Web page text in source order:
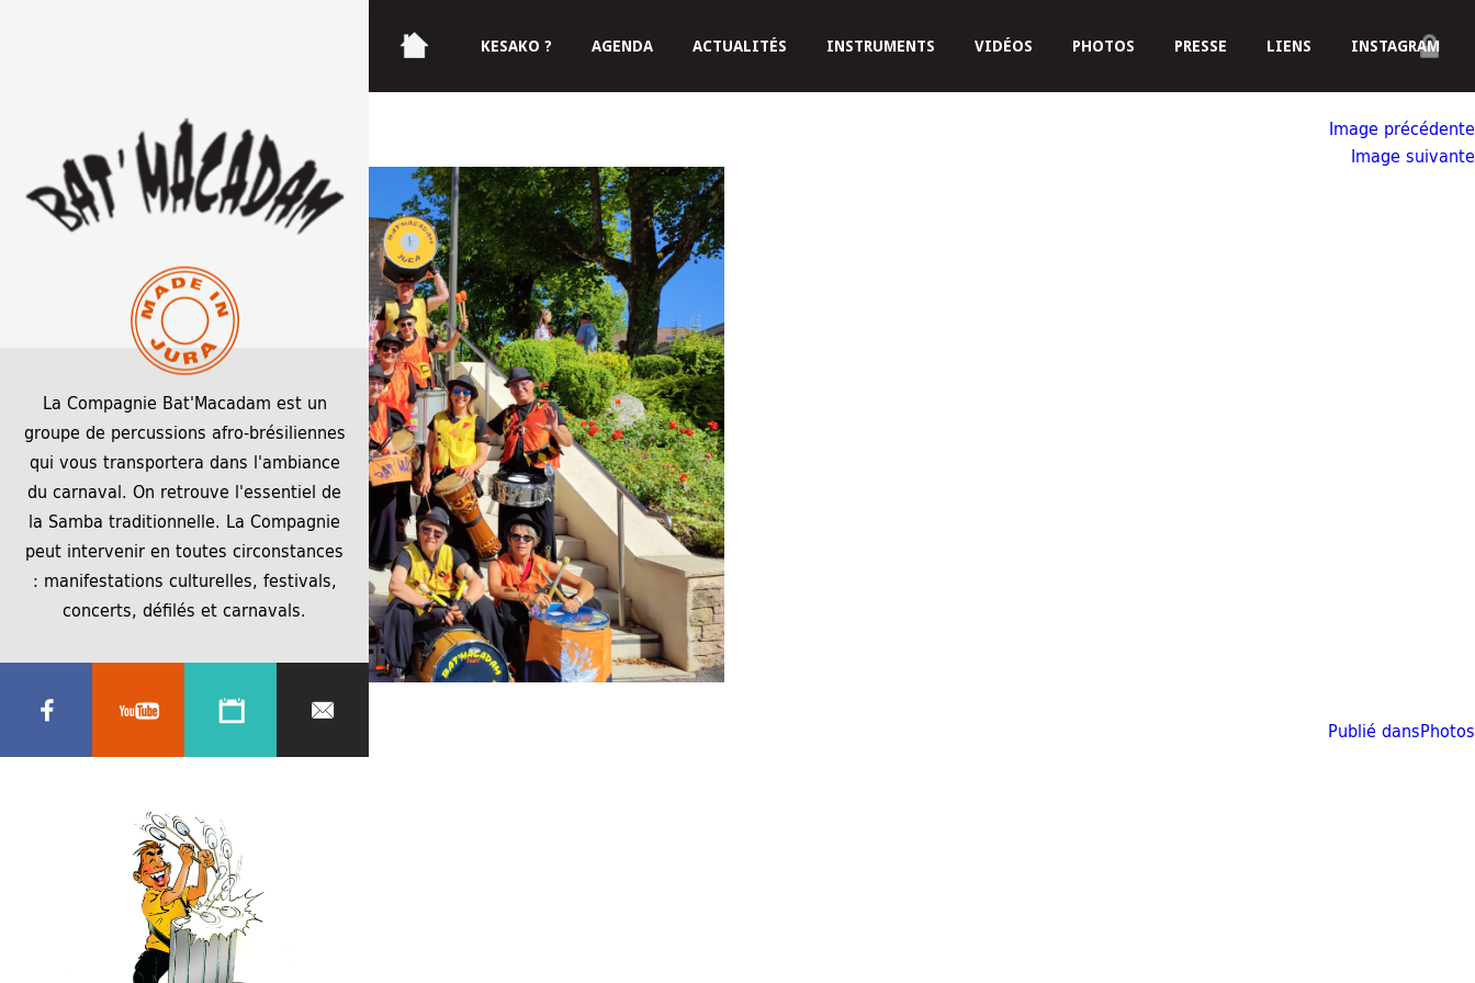
La Compagnie Bat'Macadam est un
groupe de percussions afro-brésiliennes
qui vous transportera dans l'ambiance
du carnaval. On retrouve l'essentiel de
la Samba traditionnelle. La Compagnie
peut intervenir en toutes circonstances
: manifestations culturelles, festivals,
concerts, défilés et carnavals.
KESAKO ? AGENDA ACTUALITÉS INSTRUMENTS VIDÉOS PHOTOS PRESSE LIENS INSTAGRAM
Image précédente
Image suivante
Site 1 page accueil
17 juin 2022 5 février 2023
2447 × 1742
Publié dansPhotos